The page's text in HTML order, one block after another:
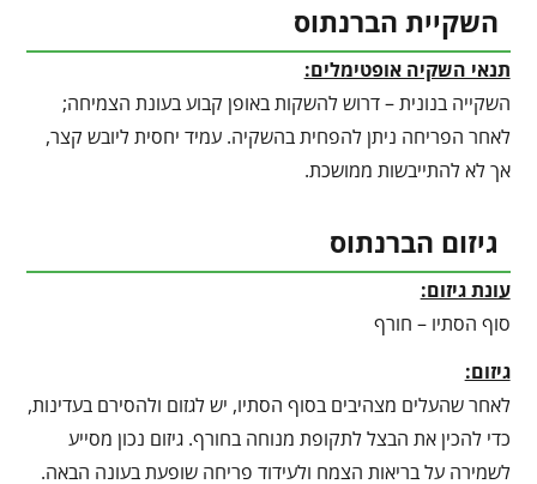
השקיית הברנתוס
תנאי השקיה אופטימלים:
השקייה בנונית – דרוש להשקות באופן קבוע בעונת הצמיחה;
לאחר הפריחה ניתן להפחית בהשקיה. עמיד יחסית ליובש קצר,
אך לא להתייבשות ממושכת.
גיזום הברנתוס
עונת גיזום:
סוף הסתיו – חורף
גיזום:
לאחר שהעלים מצהיבים בסוף הסתיו, יש לגזום ולהסירם בעדינות,
כדי להכין את הבצל לתקופת מנוחה בחורף. גיזום נכון מסייע
לשמירה על בריאות הצמח ולעידוד פריחה שופעת בעונה הבאה.